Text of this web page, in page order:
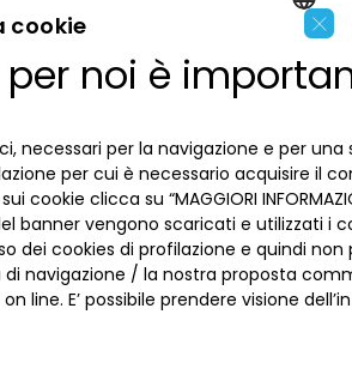
IL CLIENTE
ENGLISH
×
cookie
noi è
necessari per la navigazione e per una
per cui è necessario acquisire il
clicca su “MAGGIORI
banner vengono scaricati e utilizzati i
dei cookies di profilazione e quindi non
di navigazione / la nostra proposta
line. E’ possibile prendere visione